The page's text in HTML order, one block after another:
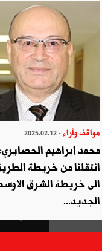
مواقف وآراء- 2025.02.12
محمد إبراهيم
انتقلنا من خريطة
الى خريطة الشرق
الجديد...